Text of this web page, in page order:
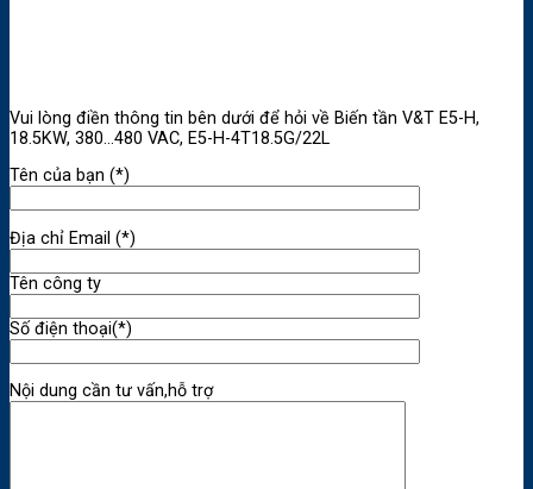
Vui lòng điền thông tin bên dưới để hỏi về Biến tần V&T E5-H,
18.5KW, 380…480 VAC, E5-H-4T18.5G/22L
Tên của bạn (*)
Địa chỉ Email (*)
Tên công ty
Số điện thoại(*)
Nội dung cần tư vấn,hỗ trợ